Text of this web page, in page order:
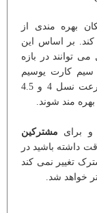
بهره مندی از
می کند. بر اساس این
توانند در بازه
کارت یوسیم
تعویض نموده و علاوه بر اتصال به شبکه پرسرعت نسل 4 و 4.5
مند شوند.
و برای مشترکین
داشته باشید در
تغییر نمی کند
خواهد شد.